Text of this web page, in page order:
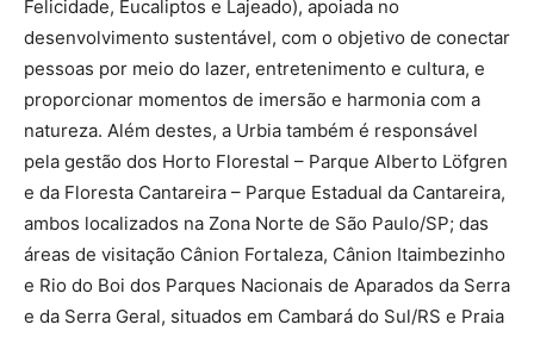
Felicidade, Eucaliptos e Lajeado), apoiada no
desenvolvimento sustentável, com o objetivo de conectar
pessoas por meio do lazer, entretenimento e cultura, e
proporcionar momentos de imersão e harmonia com a
natureza. Além destes, a Urbia também é responsável
pela gestão dos Horto Florestal – Parque Alberto Löfgren
e da Floresta Cantareira – Parque Estadual da Cantareira,
ambos localizados na Zona Norte de São Paulo/SP; das
áreas de visitação Cânion Fortaleza, Cânion Itaimbezinho
e Rio do Boi dos Parques Nacionais de Aparados da Serra
e da Serra Geral, situados em Cambará do Sul/RS e Praia